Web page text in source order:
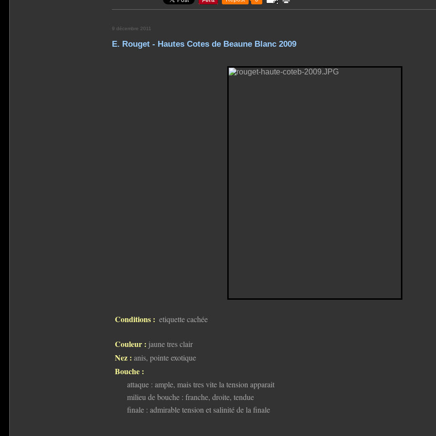
9 décembre 2011
E. Rouget - Hautes Cotes de Beaune Blanc 2009
Conditions : etiquette cachée
Couleur : jaune tres clair
Nez : anis, pointe exotique
Bouche :
attaque : ample, mais tres vite la tension apparait
milieu de bouche : franche, droite, tendue
finale : admirable tension et salinité de la finale